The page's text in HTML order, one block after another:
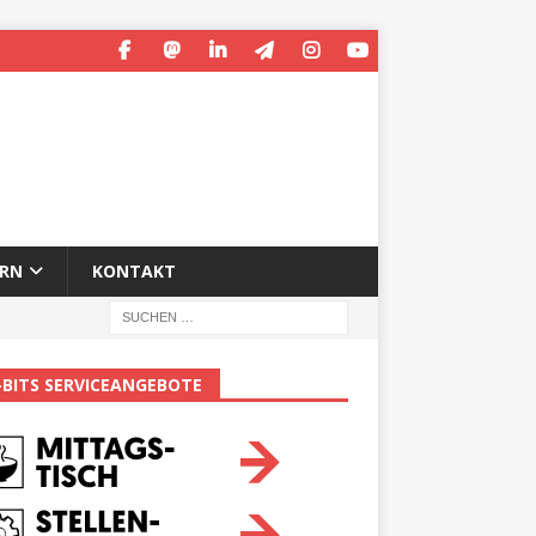
KONTAKT
SERVICEANGEBOTE